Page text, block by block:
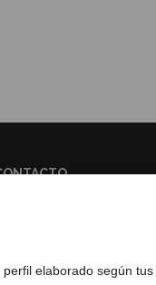
elaborado según